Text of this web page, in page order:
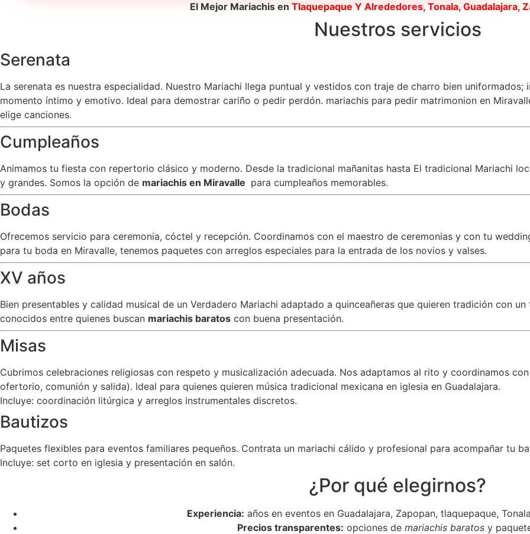
El Mejor Mariachis en Tlaquepaque Y Alrededores, Tonala, Guadalajara,
Nuestros servicios
Serenata
La serenata es nuestra especialidad. Nuestro Mariachi llega puntual y vestidos con traje de charro bien
momento íntimo y emotivo. Ideal para demostrar cariño o pedir perdón. mariachis para pedir matrimonion en
elige canciones.
Cumpleaños
Animamos tu fiesta con repertorio clásico y moderno. Desde la tradicional mañanitas hasta El tradicional Mariachi
y grandes. Somos la opción de mariachis en Miravalle para cumpleaños memorables.
Bodas
Ofrecemos servicio para ceremonia, cóctel y recepción. Coordinamos con el maestro de ceremonias y con tu
para tu boda en Miravalle, tenemos paquetes con arreglos especiales para la entrada de los novios y valses.
XV años
Bien presentables y calidad musical de un Verdadero Mariachi adaptado a quinceañeras que quieren tradición con
conocidos entre quienes buscan mariachis baratos con buena presentación.
Misas
Cubrimos celebraciones religiosas con respeto y musicalización adecuada. Nos adaptamos al rito y coordinamos
ofertorio, comunión y salida). Ideal para quienes quieren música tradicional mexicana en iglesia en Guadalajara.
Incluye: coordinación litúrgica y arreglos instrumentales discretos.
Bautizos
Paquetes flexibles para eventos familiares pequeños. Contrata un mariachi cálido y profesional para acompañar tu
Incluye: set corto en iglesia y presentación en salón.
¿Por qué elegirnos?
Experiencia: años en eventos en Guadalajara, Zapopan, tlaquepaque,
Precios transparentes: opciones de mariachis baratos y